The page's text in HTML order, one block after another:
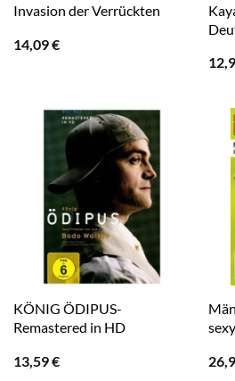
Invasion der Verrückten
14,09€
KÖNIG ÖDIPUS-
Remastered in HD
13,59€